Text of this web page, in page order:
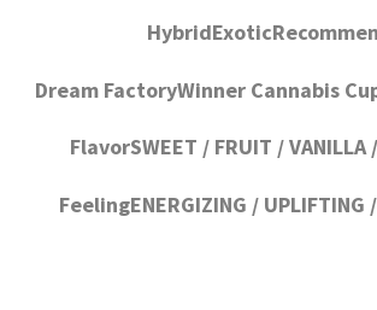
Dream FactoryWinner Cannabis
FlavorSWEET / FRUIT / VANILLA
FeelingENERGIZING / UPLIFTING